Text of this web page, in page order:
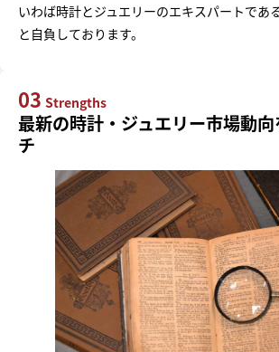
いわば時計とジュエリーのエキスパートであ
と自負しております。
03 Strengths
最新の時計・ジュエリー市場動
チ